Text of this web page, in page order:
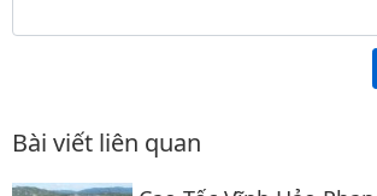
Bài viết liên quan